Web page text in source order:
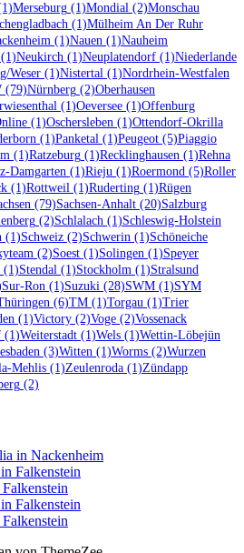
Merseburg (1)Mondial (2)Monschau
(1)Mülheim An Der Ruhr
(1)Nauen (1)Nauheim
(1)Neukirch (1)Neuplatendorf (1)Niederlande
Weser (1)Nistertal (1)Nordrhein-Westfalen
(79)Nürnberg (2)Oberhausen
(1)Oeversee (1)Offenburg
(1)Oschersleben (1)Ottendorf-Okrilla
(1)Panketal (1)Peugeot (5)Piaggio
(1)Ratzeburg (1)Recklinghausen (1)Rehna
Damgarten (1)Rieju (1)Roermond (5)Roller
(1)Rottweil (1)Ruderting (1)Rügen
(79)Sachsen-Anhalt (20)Salzburg
(2)Schlalach (1)Schleswig-Holstein
(1)Schweiz (2)Schwerin (1)Schöneiche
(2)Soest (1)Solingen (1)Speyer
(1)Stendal (1)Stockholm (1)Stralsund
Sur-Ron (1)Suzuki (28)SWM (1)SYM
(6)TM (1)Torgau (1)Trier
(1)Victory (2)Voge (2)Vossenack
(1)Weiterstadt (1)Wels (1)Wettin-Löbejün
(3)Witten (1)Worms (2)Wurzen
Mehlis (1)Zeulenroda (1)Zündapp
(2)
in Nackenheim
Falkenstein
Falkenstein